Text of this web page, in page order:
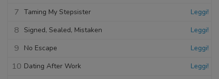
7 Taming My Stepsister Leggi!
8 Signed, Sealed, Mistaken Leggi!
9 No Escape Leggi!
10 Dating After Work Leggi!